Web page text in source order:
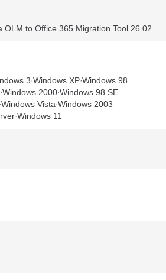
OLM to Office 365 Migration Tool 26.02
3 Windows XP Windows 98
Windows 2000 Windows 98 SE
Windows Vista Windows 2003
Windows 11